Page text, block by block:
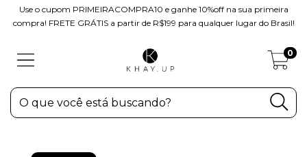
Use o cupom PRIMEIRACOMPRA10 e ganhe 10%off na sua primeira
compra! FRETE GRÁTIS a partir de R$199 para qualquer lugar do Brasil!
0